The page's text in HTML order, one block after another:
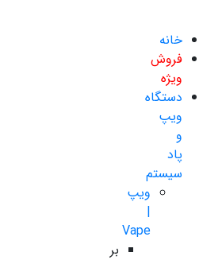
خانه
فروش
ویژه
دستگاه
ویپ
و
پاد
سیستم
ویپ
|
Vape
بر